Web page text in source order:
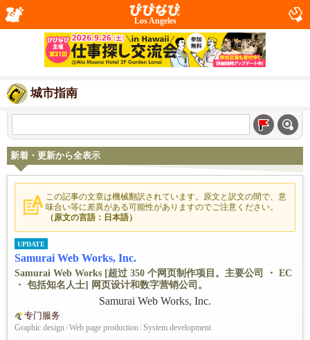
Los Angeles
城市指南
新着・更新から全表示
この記事の文章は機械翻訳されています。原文と訳文の間で、意
味合い等に差異がある可能性がありますのでご注意ください。
（原文の言語：日本語）
UPDATE
Samurai Web Works, Inc.
Samurai Web Works [超过 350 个网页制作项目。主要公司 ・ EC
・ 包括知名人士] 网页设计和数字营销公司。
专门服务
Graphic design /Web page production / System development